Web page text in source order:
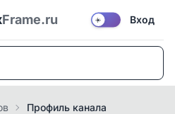
Frame.ru ☀️ Вход
Профиль канала